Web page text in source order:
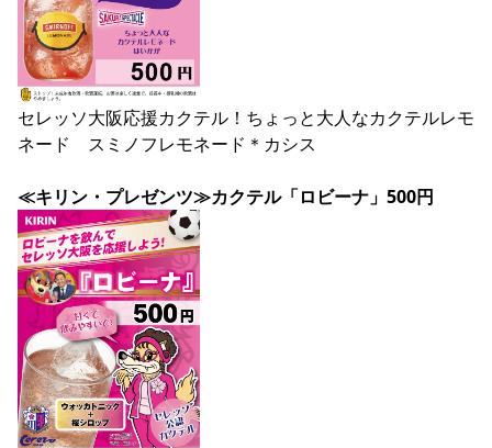
セレッソ大阪応援カクテル！ちょっと大人なカクテルレモ
ネード　スミノフレモネード＊カシス
≪キリン・プレゼンツ≫カクテル「ロビーナ」500円